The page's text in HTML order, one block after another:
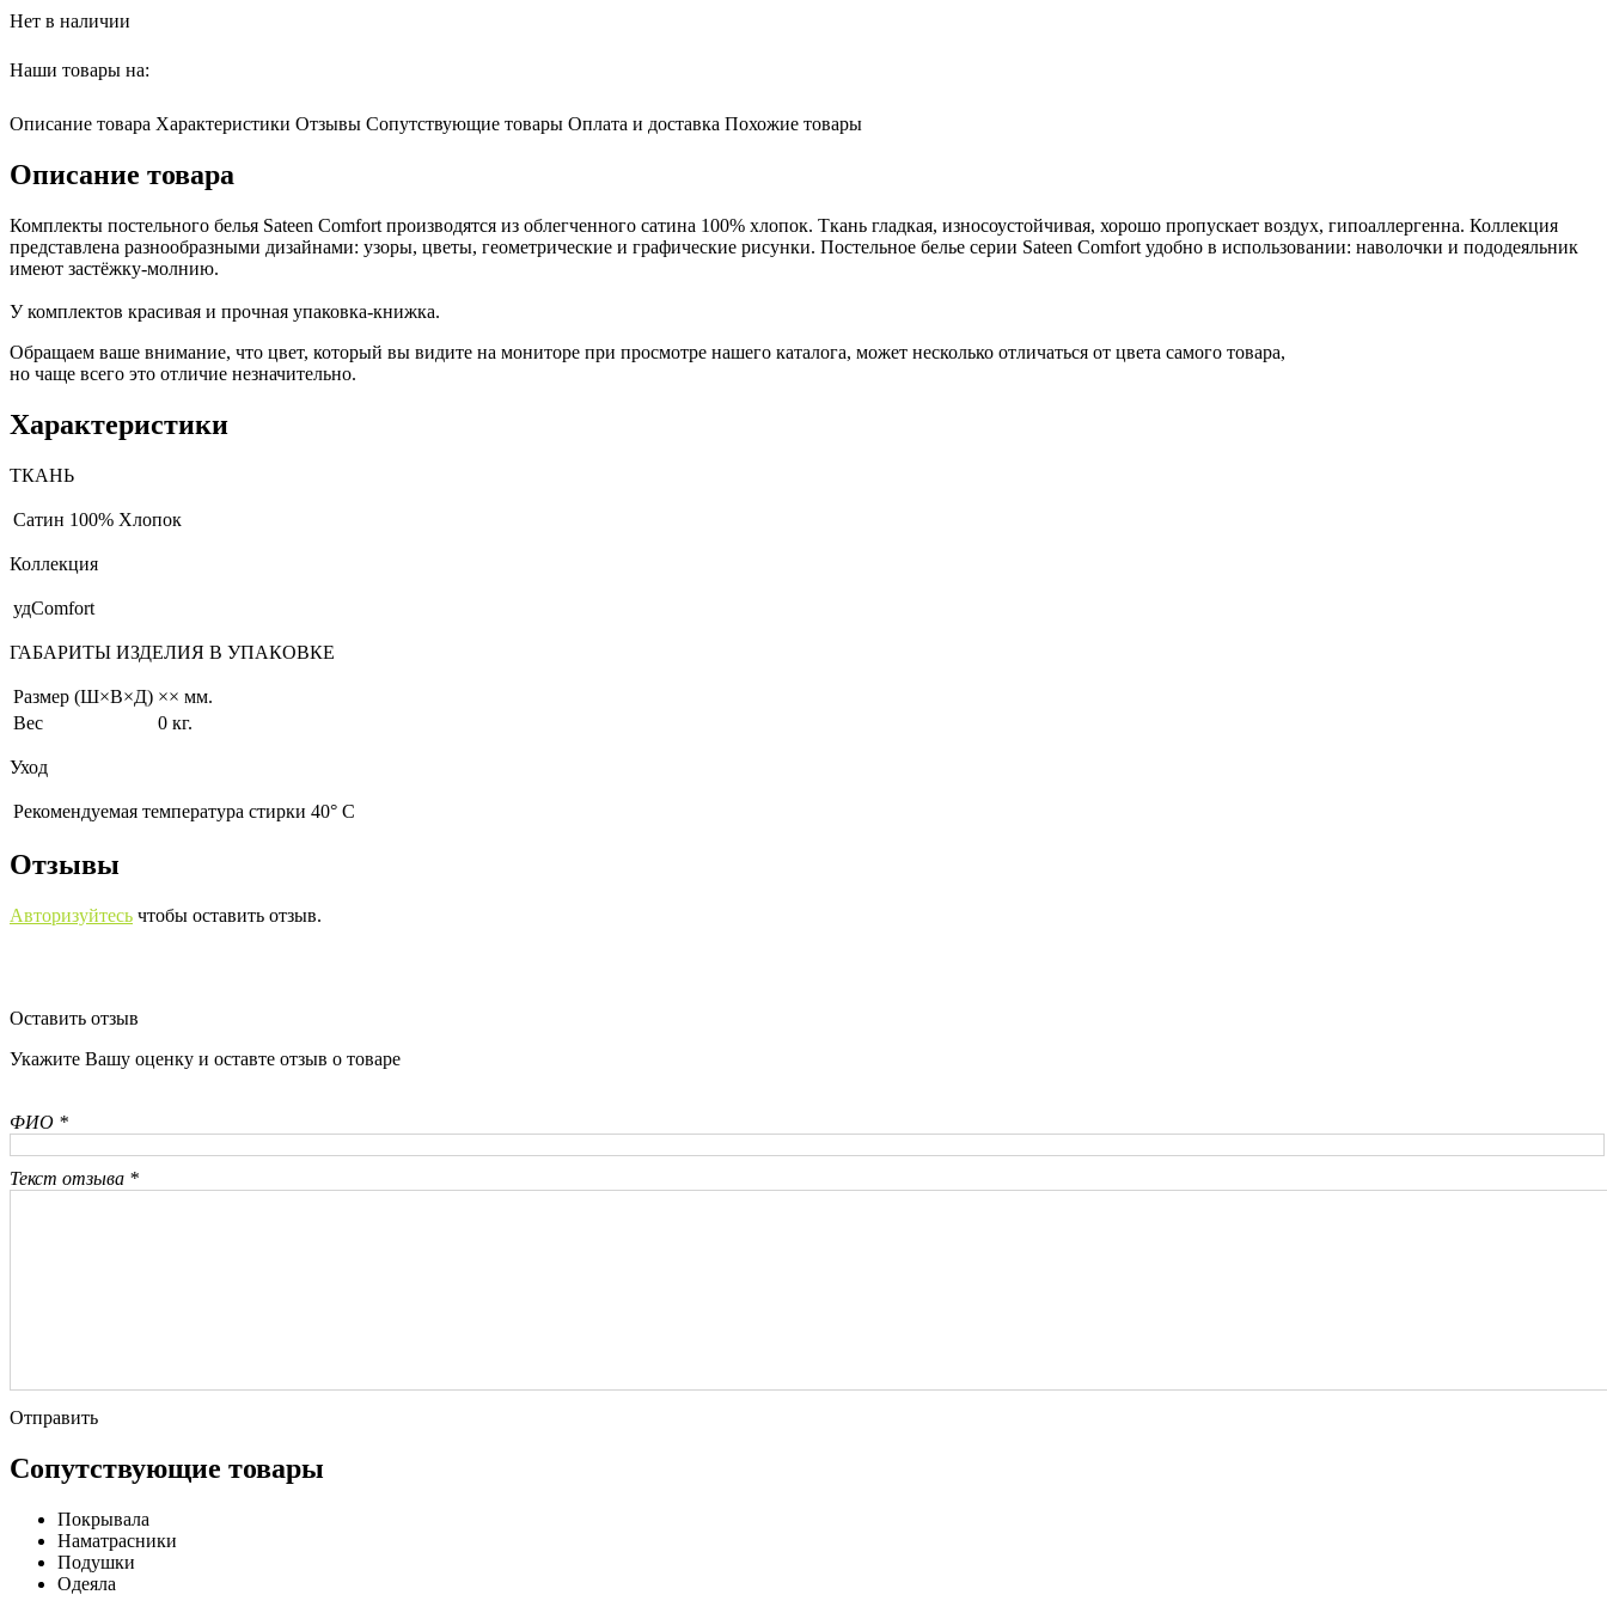
Нет в наличии
Наши товары на:
Описание товара Характеристики Отзывы Сопутствующие товары Оплата и доставка Похожие товары
Описание товара
Комплекты постельного белья Sateen Comfort производятся из облегченного сатина 100% хлопок. Ткань гладкая, износоустойчивая, хорошо пропускает воздух, гипоаллергенна. Коллекция
представлена разнообразными дизайнами: узоры, цветы, геометрические и графические рисунки. Постельное белье серии Sateen Comfort удобно в использовании: наволочки и пододеяльник
имеют застёжку-молнию.
У комплектов красивая и прочная упаковка-книжка.
Обращаем ваше внимание, что цвет, который вы видите на мониторе при просмотре нашего каталога, может несколько отличаться от цвета самого товара,
но чаще всего это отличие незначительно.
Характеристики
ТКАНЬ
Сатин 100% Хлопок
Коллекция
удComfort
ГАБАРИТЫ ИЗДЕЛИЯ В УПАКОВКЕ
Размер (Ш×В×Д) ×× мм.
Вес
0 кг.
Уход
Рекомендуемая температура стирки 40° С
Отзывы
Авторизуйтесь чтобы оставить отзыв.
Оставить отзыв
Укажите Вашу оценку и оставте отзыв о товаре
ФИО *
Текст отзыва *
Отправить
Сопутствующие товары
Покрывала
Наматрасники
Подушки
Одеяла